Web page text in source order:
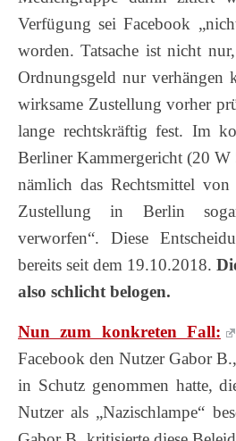
Verfügung sei Facebook
worden. Tatsache ist nicht
Ordnungsgeld nur verhängen
wirksame Zustellung vorher
lange rechtskräftig fest. Im
Berliner Kammergericht (20
nämlich das Rechtsmittel
Zustellung in Berlin
verworfen“. Diese
bereits seit dem 19.10.2018.
also schlicht belogen.
Nun zum konkreten Fall:
Facebook den Nutzer Gabor
in Schutz genommen hatte,
Nutzer als „Nazischlampe“